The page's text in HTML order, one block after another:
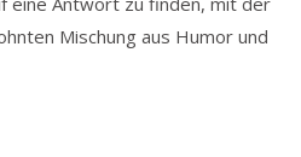
Mischung aus Humor und